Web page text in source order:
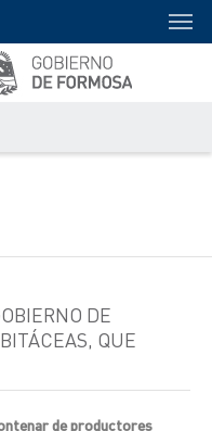
DE
QUE
de productores